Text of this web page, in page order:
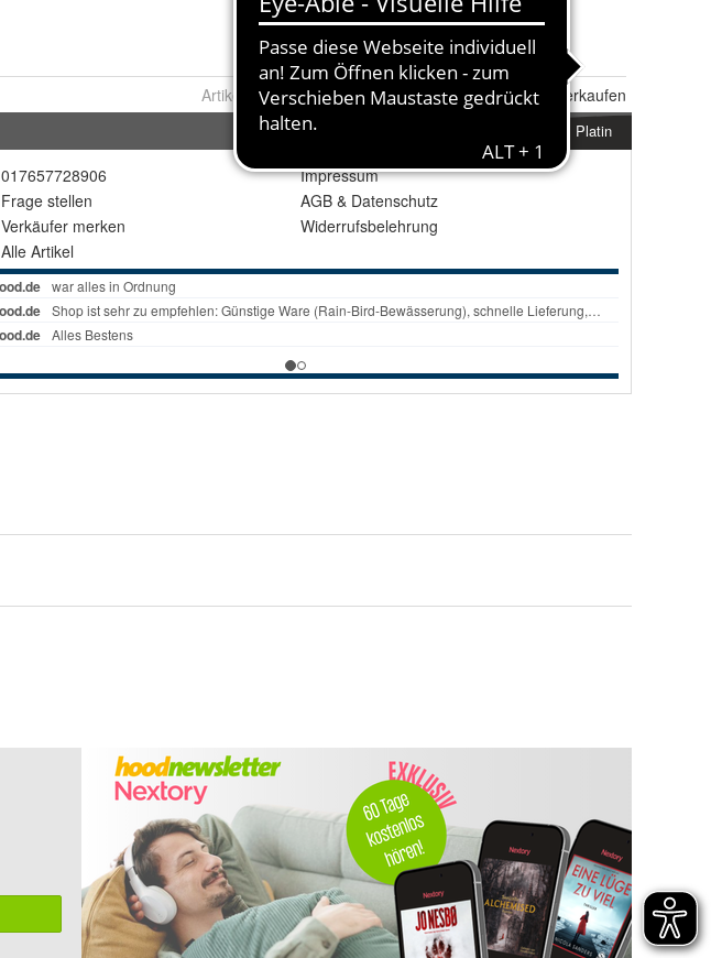
Artikel Nr.:0103928254 Melden|ÄhnlichenArtikel verkaufen
Platin
017657728906
Frage stellen
Verkäufer merken
Alle Artikel
Impressum
AGB & Datenschutz
Widerrufsbelehrung